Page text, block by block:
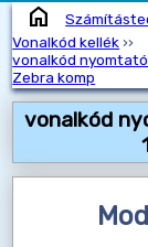
home
Vonalkód kellék››
vonalkód
Zebra komp
vonalkód